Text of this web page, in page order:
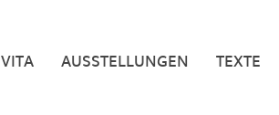
VITA AUSSTELLUNGEN TEXTE